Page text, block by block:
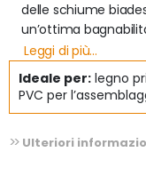
delle schiume
un’ottima
elevate irregolarità
adesivo/sigillante.
ha una spiccata
presenti nei
Leggi di più...
Ideale per: legno
PVC per
Ulteriori